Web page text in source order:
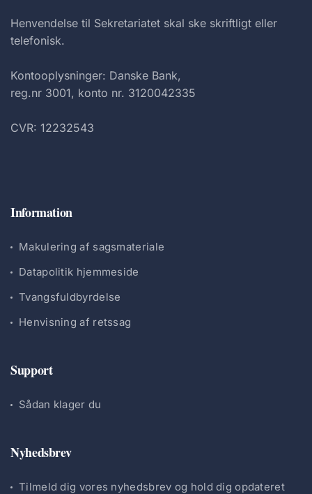
Henvendelse til Sekretariatet skal ske skriftligt eller
telefonisk.
Kontooplysninger: Danske Bank,
reg.nr 3001, konto nr. 3120042335
CVR: 12232543
Information
Makulering af sagsmateriale
Datapolitik hjemmeside
Tvangsfuldbyrdelse
Henvisning af retssag
Support
Sådan klager du
Nyhedsbrev
Tilmeld dig vores nyhedsbrev og hold dig opdateret